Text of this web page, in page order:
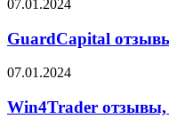
GuardCapital
платят
или
нет?
07.01.2024
GuardCapital
Win4Trader
платят
07.01.2024
Win4Trader отзывы,